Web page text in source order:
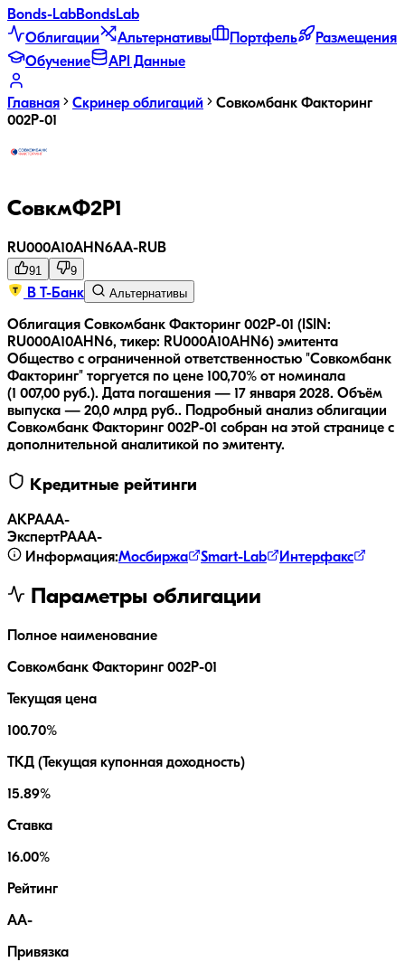
Bonds-LabBondsLab
Облигации
Альтернативы Портфель
Размещения
Обучение
API Данные
Главная Скринер облигаций
Совкомбанк Факторинг
002P-01
СовкмФ2Р1
RU000A10AHN6AA-RUB
91 9
В Т-Банк Альтернативы
Облигация Совкомбанк Факторинг 002P-01 (ISIN:
RU000A10AHN6, тикер: RU000A10AHN6) эмитента
Общество с ограниченной ответственностью "Совкомбанк
Факторинг" торгуется по цене 100,70% от номинала
(1 007,00 руб.). Дата погашения — 17 января 2028. Объём
выпуска — 20,0 млрд руб..
Подробный анализ облигации
Совкомбанк Факторинг 002P-01 собран на этой странице с
дополнительной аналитикой по эмитенту.
Кредитные рейтинги
АКРАAA-
ЭкспертРАAA-
Информация:Мосбиржа Smart-Lab Интерфакс
Параметры облигации
Полное наименование
Совкомбанк Факторинг 002P-01
Текущая цена
100.70%
ТКД (Текущая купонная доходность)
15.89%
Ставка
16.00%
Рейтинг
AA-
Привязка